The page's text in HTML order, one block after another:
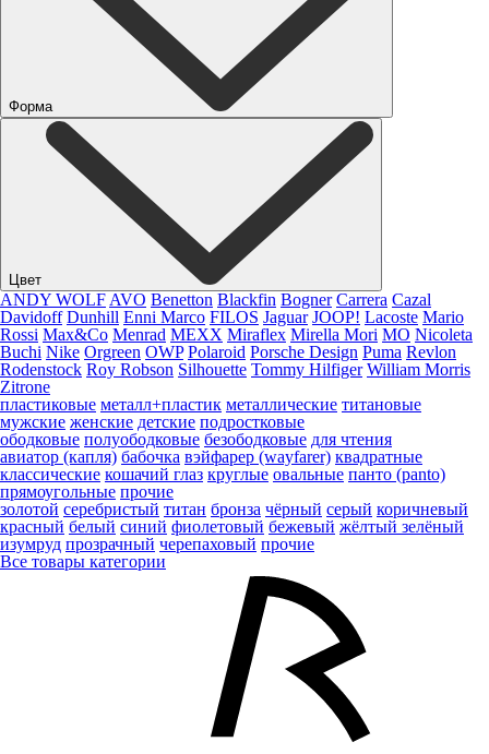
Форма
Цвет
ANDY WOLF AVO Benetton Blackfin Bogner Carrera Cazal
Davidoff Dunhill Enni Marco FILOS Jaguar JOOP! Lacoste Mario
Rossi Max&Co Menrad MEXX Miraflex Mirella Mori MO Nicoleta
Buchi Nike Orgreen OWP Polaroid Porsche Design Puma Revlon
Rodenstock Roy Robson Silhouette Tommy Hilfiger William Morris
Zitrone
пластиковые металл+пластик металлические титановые
мужские женские детские подростковые
ободковые полуободковые безободковые для чтения
авиатор (капля) бабочка вэйфарер (wayfarer) квадратные
классические кошачий глаз круглые овальные панто (panto)
прямоугольные прочие
золотой серебристый титан бронза чёрный серый коричневый
красный белый синий фиолетовый бежевый жёлтый зелёный
изумруд прозрачный черепаховый прочие
Все товары категории